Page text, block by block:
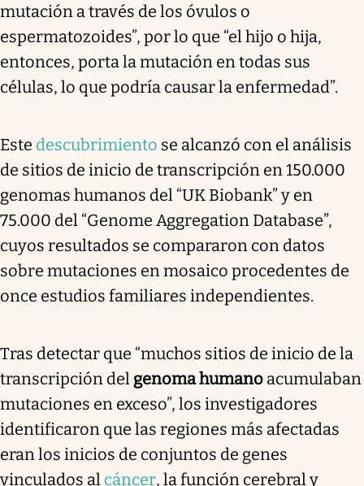
mutación a través de los óvulos o
espermatozoides”, por lo que “el hijo o hija,
entonces, porta la mutación en todas sus
células, lo que podría causar la enfermedad”.
Este descubrimiento se alcanzó con el análisis
de sitios de inicio de transcripción en 150.000
genomas humanos del “UK Biobank” y en
75.000 del “Genome Aggregation Database”,
cuyos resultados se compararon con datos
sobre mutaciones en mosaico procedentes de
once estudios familiares independientes.
Tras detectar que “muchos sitios de inicio de la
transcripción del genoma humano acumulaban
mutaciones en exceso”, los investigadores
identificaron que las regiones más afectadas
eran los inicios de conjuntos de genes
vinculados al cáncer, la función cerebral y